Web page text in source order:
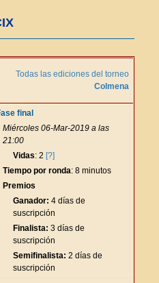
Todas las ediciones del torneo
Colmena
final
Miércoles 06-Mar-2019 a las
21:00
Vidas: 2 [?]
Tiempo por ronda: 8 minutos
Premios
Ganador: 4 días de
suscripción
Finalista: 3 días de
suscripción
Semifinalista: 2 días de
suscripción